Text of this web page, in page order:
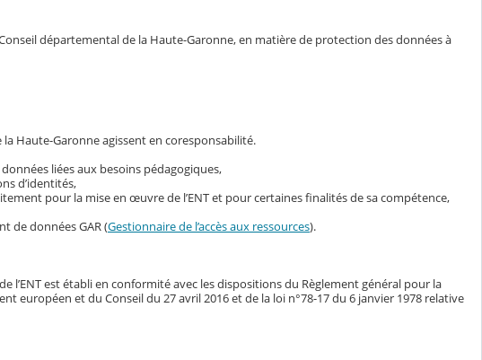
départemental de la Haute-Garonne, en matière de protection des données à
Haute-Garonne agissent en coresponsabilité.
liées aux besoins pédagogiques,
d’identités,
pour la mise en œuvre de l’ENT et pour certaines finalités de sa compétence,
de données GAR (Gestionnaire de l’accès aux ressources).
est établi en conformité avec les dispositions du Règlement général pour la
européen et du Conseil du 27 avril 2016 et de la loi n°78-17 du 6 janvier 1978 relative